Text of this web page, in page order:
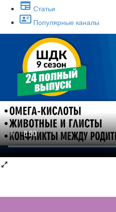
Статьи
Популярные каналы